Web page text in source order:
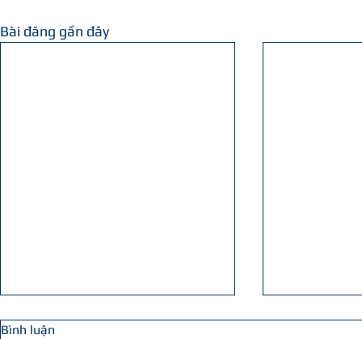
Bài đăng gần đây
Bình luận